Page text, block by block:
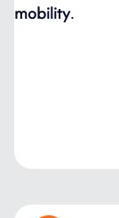
mobility.